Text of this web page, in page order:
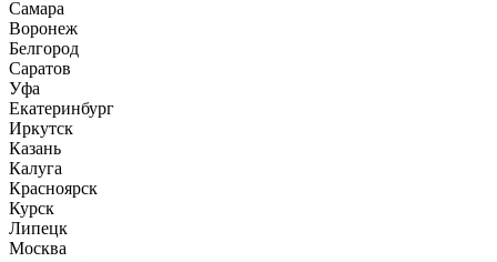
Самара
Воронеж
Белгород
Саратов
Уфа
Екатеринбург
Иркутск
Казань
Калуга
Красноярск
Курск
Липецк
Москва